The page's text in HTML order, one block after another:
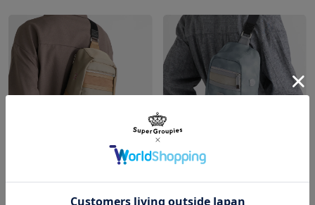
原産国／ 中国
素材／ 本体：ナイロン100%
サイズガイドページはこちら
¥17,600 ¥17,600